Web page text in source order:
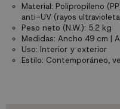
Material: Polipropileno
anti-UV (rayos
Peso neto (N.W.): 5.2 kg
Medidas: Ancho 49 cm |
Uso: Interior y exterior
Estilo: Contemporáneo,